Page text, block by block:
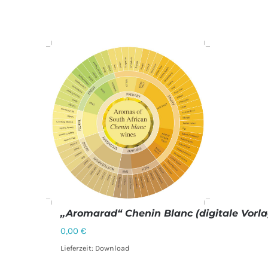
„Aromarad“ Chenin Blanc (digitale
0,00 €
Lieferzeit: Download